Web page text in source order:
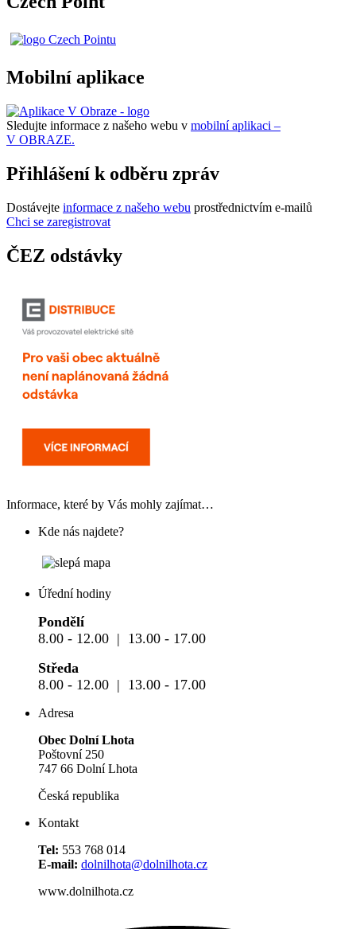
Mobilní aplikace
Sledujte informace z našeho webu v mobilní aplikaci –
V OBRAZE.
Přihlášení k odběru zpráv
Dostávejte informace z našeho webu prostřednictvím e-mailů
Chci se zaregistrovat
ČEZ odstávky
Informace, které by Vás mohly zajímat…
Kde nás najdete?
Úřední hodiny
Pondělí
8.00 - 12.00 | 13.00 - 17.00
Středa
8.00 - 12.00 | 13.00 - 17.00
Adresa
Obec Dolní Lhota
Poštovní 250
747 66 Dolní Lhota
Česká republika
Kontakt
Tel: 553 768 014
E-mail: dolnilhota@dolnilhota.cz
www.dolnilhota.cz